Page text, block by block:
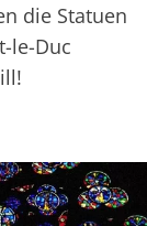
die Statuen
le-Duc